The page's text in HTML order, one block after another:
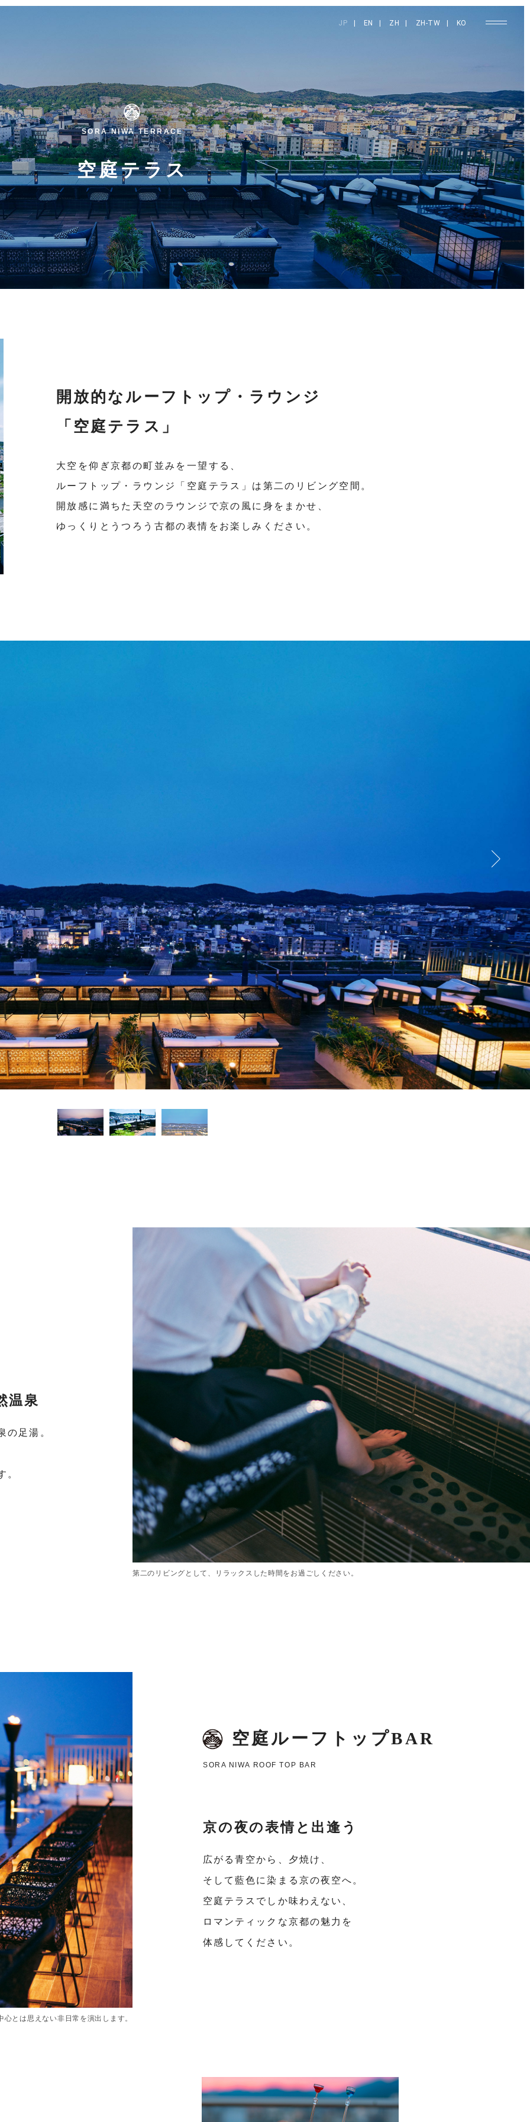
JP EN ZH ZH-TW KO
SORA NIWA TERRACE
空庭テラス
開放的なルーフトップ・ラウンジ
「空庭テラス」
大空を仰ぎ京都の町並みを一望する、
ルーフトップ・ラウンジ「空庭テラス」は 第二のリビング空間。
開放感に満ちた天空のラウンジで京の風に身をまかせ、
ゆっくりとうつろう古都の表情を お楽しみください。
第二のリビングとして、リラックスした時間をお過ごしください。
温泉
の足湯。
。
とは思えない非日常を演出します。
空庭ルーフトップBAR
SORA NIWA ROOF TOP BAR
京の夜の表情と出逢う
広がる青空から、夕焼け、
そして藍色に染まる京の夜空へ。
空庭テラスでしか味わえない、
ロマンティックな京都の魅力を
体感してください。